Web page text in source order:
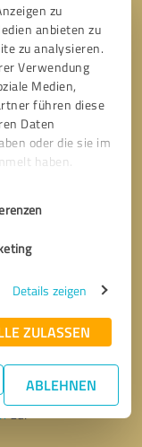
zu
anbieten zu
zu analysieren.
Verwendung
Medien,
führen diese
Daten
oder die sie im
haben.
Details zeigen
ZULASSEN
ABLEHNEN
Angaben
zu.